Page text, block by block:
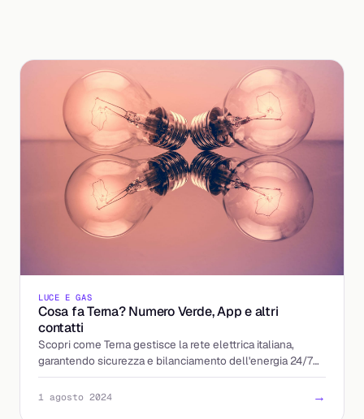
LUCE E GAS
Cosa fa Terna? Numero Verde, App e altri
contatti
Scopri come Terna gestisce la rete elettrica italiana,
garantendo sicurezza e bilanciamento dell'energia 24/7
con infrastrutture avanzate e interconnessioni int
1 agosto 2024 →